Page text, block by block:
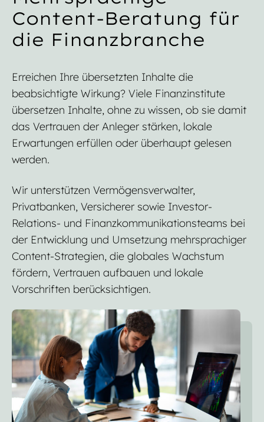
Content-Beratung für
die Finanzbranche
Erreichen Ihre übersetzten Inhalte die
beabsichtigte Wirkung? Viele Finanzinstitute
übersetzen Inhalte, ohne zu wissen, ob sie damit
das Vertrauen der Anleger stärken, lokale
Erwartungen erfüllen oder überhaupt gelesen
werden.
Wir unterstützen Vermögensverwalter,
Privatbanken, Versicherer sowie Investor-
Relations- und Finanzkommunikationsteams bei
der Entwicklung und Umsetzung mehrsprachiger
Content-Strategien, die globales Wachstum
fördern, Vertrauen aufbauen und lokale
Vorschriften berücksichtigen.